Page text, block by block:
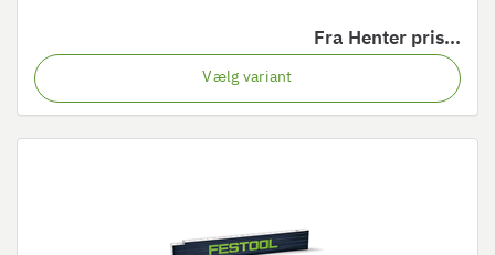
Fra Henter pris...
Vælg variant